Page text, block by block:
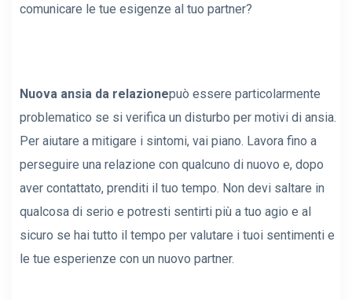
comunicare le tue esigenze al tuo partner?
Nuova ansia da relazionepuò essere particolarmente
problematico se si verifica un disturbo per motivi di ansia.
Per aiutare a mitigare i sintomi, vai piano. Lavora fino a
perseguire una relazione con qualcuno di nuovo e, dopo
aver contattato, prenditi il ​​tuo tempo. Non devi saltare in
qualcosa di serio e potresti sentirti più a tuo agio e al
sicuro se hai tutto il tempo per valutare i tuoi sentimenti e
le tue esperienze con un nuovo partner.